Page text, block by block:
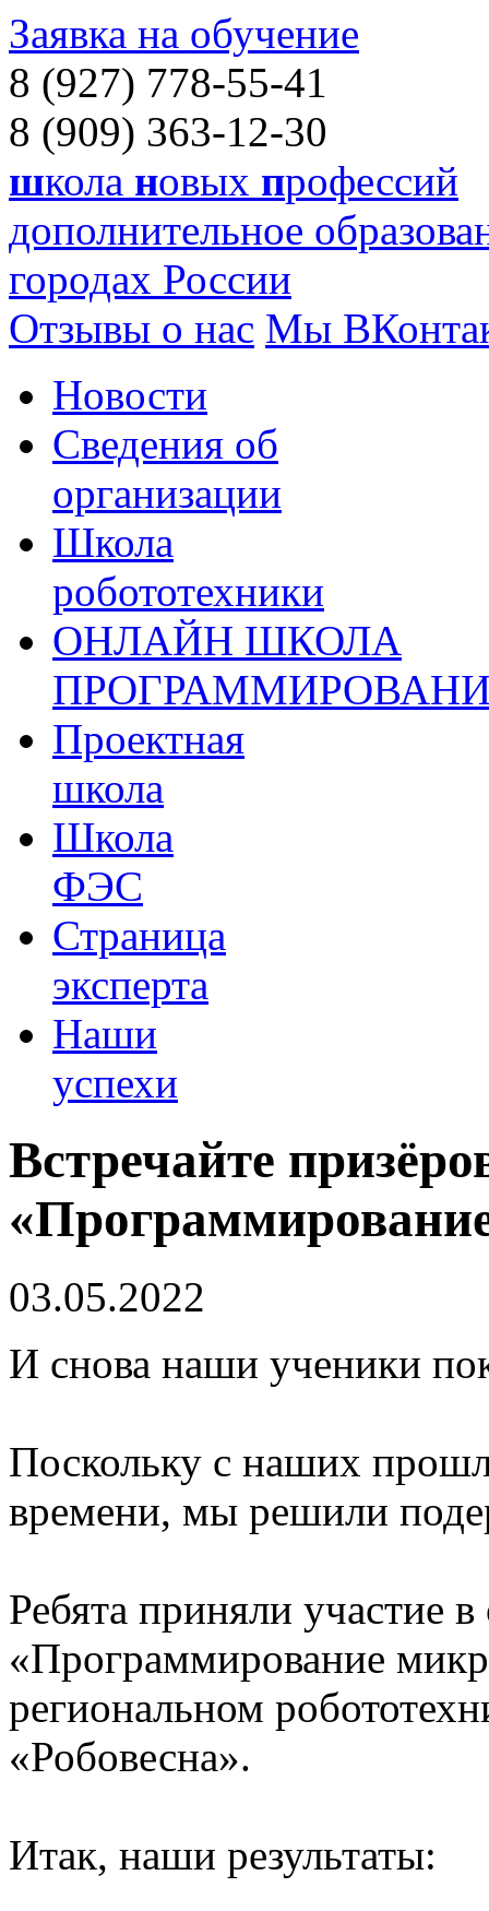
Заявка на обучение
8 (927) 778-55-41
8 (909) 363-12-30
школа новых профессий
дополнительное
городах России
Отзывы о нас Мы
Новости
Сведения об
организации
Школа
робототехники
ОНЛАЙН ШКОЛА
Проектная
школа
Школа
ФЭС
Страница
эксперта
Наши
успехи
Встречайте
03.05.2022
И снова наши ученики
Поскольку с наших
времени, мы решили
Ребята приняли участие
«Программирование
региональном
«Робовесна».
Итак, наши результаты: